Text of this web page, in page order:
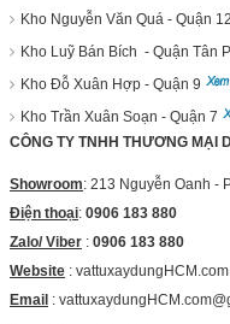
Kho Nguyễn Văn Quá - Quận 12
Kho Luỹ Bán Bích - Quận Tân
Kho Đỗ Xuân Hợp - Quận 9
Kho Trần Xuân Soạn - Quận 7
CÔNG TY TNHH THƯƠNG MẠI
Showroom: 213 Nguyễn Oanh -
Điện thoại: 0906 183 880
Zalo/ Viber : 0906 183 880
Website : vattuxaydungHCM.com
Email :